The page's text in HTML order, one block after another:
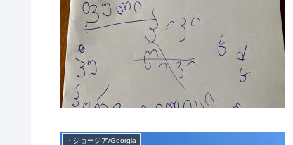
・ジョージア/Georgia